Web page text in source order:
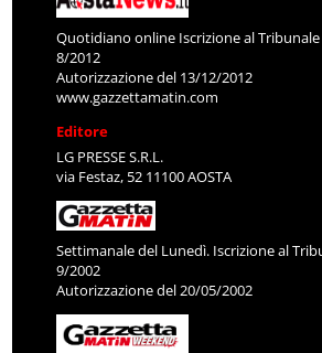
Quotidiano online Iscrizione al
8/2012
Autorizzazione del 13/12/2012
www.gazzettamatin.com
Editore
LG PRESSE S.R.L.
via Festaz, 52 11100 AOSTA
Settimanale del Lunedì. Iscrizione al
9/2002
Autorizzazione del 20/05/2002